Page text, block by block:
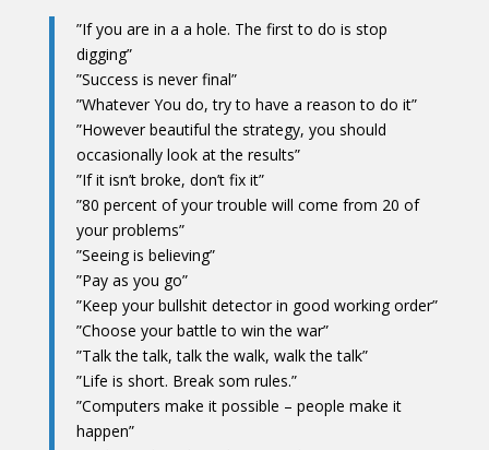
”If you are in a a hole. The first to do is stop
digging”
”Success is never final”
”Whatever You do, try to have a reason to do it”
”However beautiful the strategy, you should
occasionally look at the results”
”If it isn’t broke, don’t fix it”
”80 percent of your trouble will come from 20 of
your problems”
”Seeing is believing”
”Pay as you go”
”Keep your bullshit detector in good working order”
”Choose your battle to win the war”
”Talk the talk, talk the walk, walk the talk”
”Life is short. Break som rules.”
”Computers make it possible – people make it
happen”